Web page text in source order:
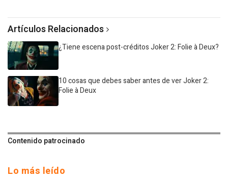
Artículos Relacionados
¿Tiene escena post-créditos Joker 2: Folie à Deux?
10 cosas que debes saber antes de ver Joker 2:
Folie à Deux
Contenido patrocinado
Lo más leído